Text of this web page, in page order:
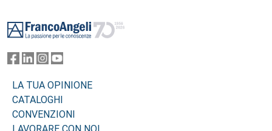
LA TUA OPINIONE
CATALOGHI
CONVENZIONI